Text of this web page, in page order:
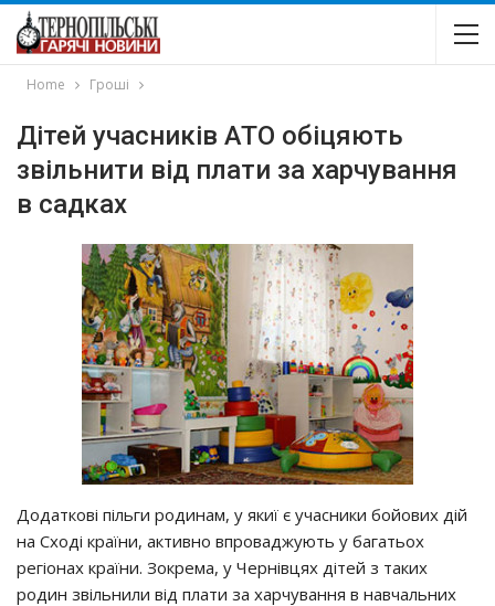
Home Гроші
Дітей учасників АТО обіцяють
звільнити від плати за харчування
в садках
Додаткові пільги родинам, у якиї є учасники бойових дій
на Сході країни, активно впроваджують у багатьох
регіонах країни. Зокрема, у Чернівцях дітей з таких
родин звільнили від плати за харчування в навчальних